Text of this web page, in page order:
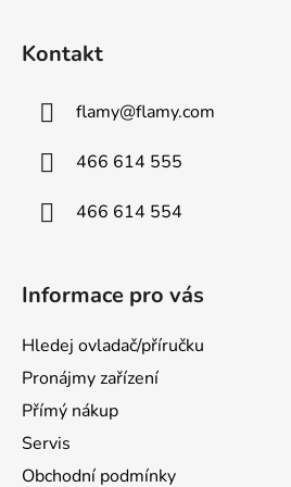
Kontakt
flamy@flamy.com
466 614 555
466 614 554
Informace pro vás
Hledej ovladač/příručku
Pronájmy zařízení
Přímý nákup
Servis
Obchodní podmínky